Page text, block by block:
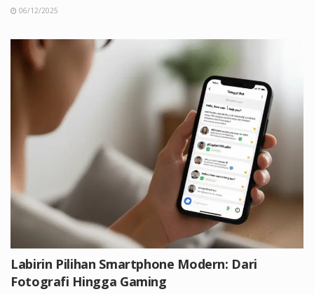
06/12/2025
Labirin Pilihan Smartphone Modern: Dari
Fotografi Hingga Gaming